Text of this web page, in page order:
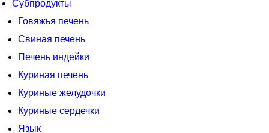
Субпродукты
Говяжья печень
Свиная печень
Печень индейки
Куриная печень
Куриные желудочки
Куриные сердечки
Язык